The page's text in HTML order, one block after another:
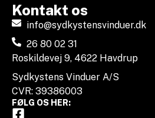
Kontakt os
info@sydkystensvinduer.dk
26 80 02 31
Roskildevej 9, 4622 Havdrup
Sydkystens Vinduer A/S
CVR: 39386003
FØLG OS HER: